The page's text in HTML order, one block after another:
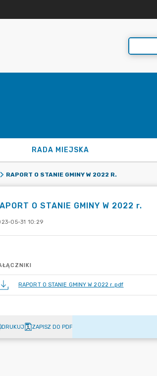
RADA MIEJSKA
RAPORT O STANIE GMINY W 2022 R.
O STANIE GMINY W 2022 r.
05-31 10:29
RAPORT O STANIE GMINY W 2022 r..pdf
DRUKUJ ZAPISZ DO PDF